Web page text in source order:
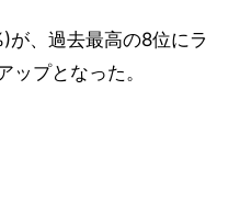
が、過去最高の8位にラ
プとなった。